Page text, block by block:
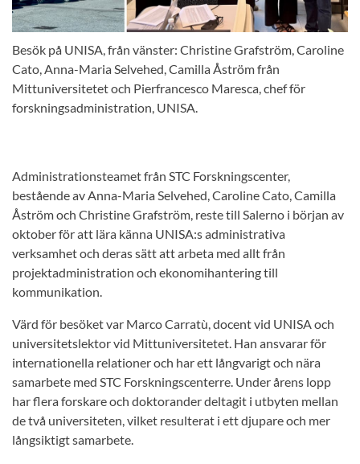
Besök på UNISA, från vänster: Christine Grafström, Caroline
Cato, Anna-Maria Selvehed, Camilla Åström från
Mittuniversitetet och Pierfrancesco Maresca, chef för
forskningsadministration, UNISA.
Administrationsteamet från STC Forskningscenter,
bestående av Anna-Maria Selvehed, Caroline Cato, Camilla
Åström och Christine Grafström, reste till Salerno i början av
oktober för att lära känna UNISA:s administrativa
verksamhet och deras sätt att arbeta med allt från
projektadministration och ekonomihantering till
kommunikation.
Värd för besöket var Marco Carratù, docent vid UNISA och
universitetslektor vid Mittuniversitetet. Han ansvarar för
internationella relationer och har ett långvarigt och nära
samarbete med STC Forskningscenterre. Under årens lopp
har flera forskare och doktorander deltagit i utbyten mellan
de två universiteten, vilket resulterat i ett djupare och mer
långsiktigt samarbete.